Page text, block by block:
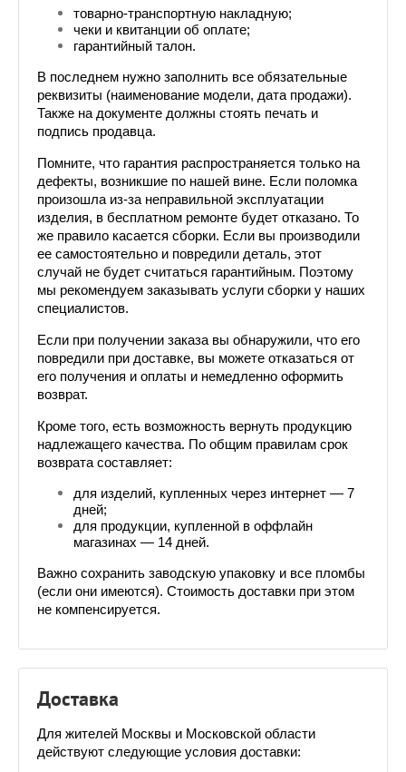
товарно-транспортную накладную;
чеки и квитанции об оплате;
гарантийный талон.
В последнем нужно заполнить все обязательные
реквизиты (наименование модели, дата продажи).
Также на документе должны стоять печать и
подпись продавца.
Помните, что гарантия распространяется только на
дефекты, возникшие по нашей вине. Если поломка
произошла из-за неправильной эксплуатации
изделия, в бесплатном ремонте будет отказано. То
же правило касается сборки. Если вы производили
ее самостоятельно и повредили деталь, этот
случай не будет считаться гарантийным. Поэтому
мы рекомендуем заказывать услуги сборки у наших
специалистов.
Если при получении заказа вы обнаружили, что его
повредили при доставке, вы можете отказаться от
его получения и оплаты и немедленно оформить
возврат.
Кроме того, есть возможность вернуть продукцию
надлежащего качества. По общим правилам срок
возврата составляет:
для изделий, купленных через интернет — 7
дней;
для продукции, купленной в оффлайн
магазинах — 14 дней.
Важно сохранить заводскую упаковку и все пломбы
(если они имеются). Стоимость доставки при этом
не компенсируется.
Доставка
Для жителей Москвы и Московской области
действуют следующие условия доставки: